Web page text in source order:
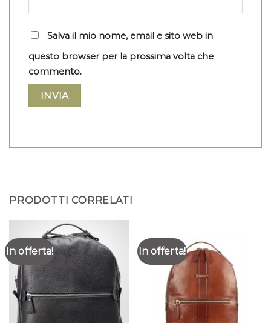
Salva il mio nome, email e sito web in
questo browser per la prossima volta che
commento.
PRODOTTI CORRELATI
In offerta! In offerta!